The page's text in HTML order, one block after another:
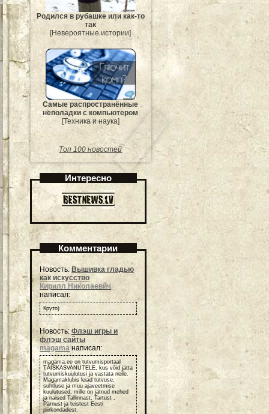
Родился в рубашке или как-то
так
[Невероятные истории]
Самые распространённые
неполадки с компьютером
[Техника и наука]
Топ 100 новостей
Интересно
Комментарии
Новость: Вышивка гладью
как искусство
Кирилл Николаевич
написал:
Круто)
Новость: Флэш игры и
флэш сайты
magamaнаписал:
magama.ee on tutvumisportaal
TÄISKASVANUTELE, kus võid jätta
tutvumiskuulutusi ja vastata neile.
Magamaklubis leiad tutvuse,
suhtluse ja muu ajaveetmise
kuulutused, mille on jätnud mehed
ja naised Tallinnast, Tartust ,
Pärnust ja teistest Eesti
piirkondadest.